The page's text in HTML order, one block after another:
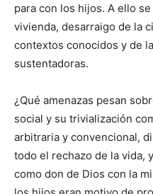
para con los hijos. A ello
vivienda, desarraigo de la
contextos conocidos y de
sustentadoras.
¿Qué amenazas pesan
social y su trivialización
arbitraria y convencional,
todo el rechazo de la vida,
como don de Dios con la